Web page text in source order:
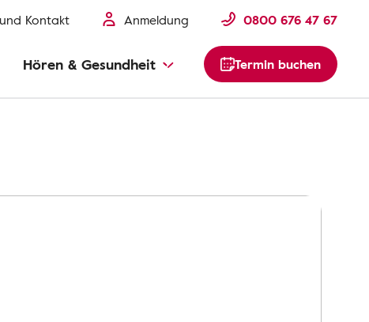
Kontakt Anmeldung 0800 676 47 67
Hören & Gesundheit Termin buchen